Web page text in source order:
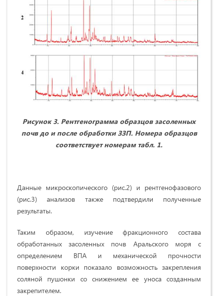
Рисунок 3. Рентгенограмма образцов засоленных
почв до и после обработки ЗЗП. Номера образцов
соответствует номерам табл. 1.
Данные микроскопического (рис.2) и рентгенофазового
(рис.3) анализов также подтвердили полученные
результаты.
Таким образом, изучение фракционного состава
обработанных засоленных почв Аральского моря с
определением ВПА и механической прочности
поверхности корки показало возможность закрепления
соляной пушонки со снижением ее уноса созданным
закрепителем.